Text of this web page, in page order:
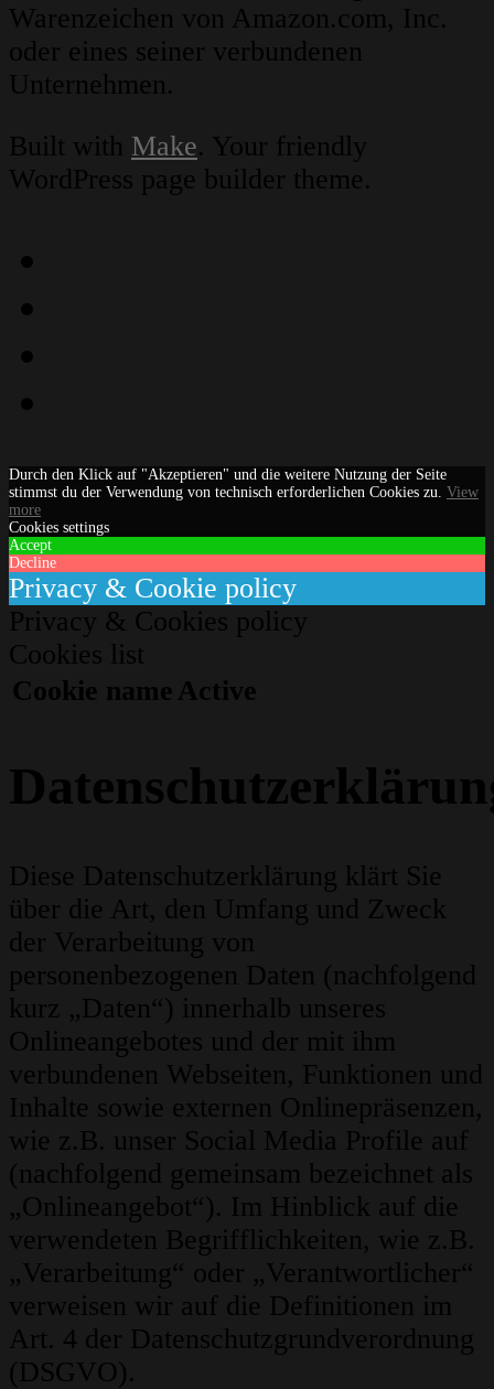
Warenzeichen von Amazon.com, Inc.
oder eines seiner verbundenen
Unternehmen.
Built with Make. Your friendly
WordPress page builder theme.
Durch den Klick auf "Akzeptieren" und die weitere Nutzung der Seite
stimmst du der Verwendung von technisch erforderlichen Cookies zu. View
more
Cookies settings
Accept
Decline
Privacy & Cookie policy
Privacy & Cookies policy
Cookies list
Cookie name Active
Diese Datenschutzerklärung klärt Sie
über die Art, den Umfang und Zweck
der Verarbeitung von
personenbezogenen Daten (nachfolgend
kurz „Daten“) innerhalb unseres
Onlineangebotes und der mit ihm
verbundenen Webseiten, Funktionen und
Inhalte sowie externen Onlinepräsenzen,
wie z.B. unser Social Media Profile auf
(nachfolgend gemeinsam bezeichnet als
„Onlineangebot“). Im Hinblick auf die
verwendeten Begrifflichkeiten, wie z.B.
„Verarbeitung“ oder „Verantwortlicher“
verweisen wir auf die Definitionen im
Art. 4 der Datenschutzgrundverordnung
(DSGVO).